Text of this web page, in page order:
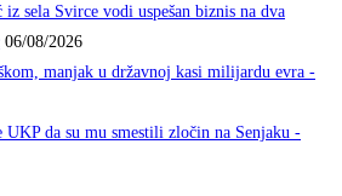
sela Svirce vodi uspešan biznis na dva
06/08/2026
manjak u državnoj kasi milijardu evra -
da su mu smestili zločin na Senjaku -